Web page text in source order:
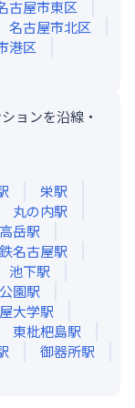
古屋市東区
名古屋市北区
港区
ョンを沿線・
栄駅
丸の内駅
高岳駅
名古屋駅
池下駅
園駅
大学駅
東枇杷島駅
御器所駅